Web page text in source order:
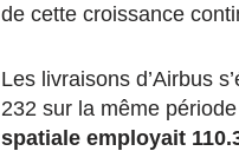
de cette croissance
Les livraisons d’Airbus
232 sur la même
spatiale employait